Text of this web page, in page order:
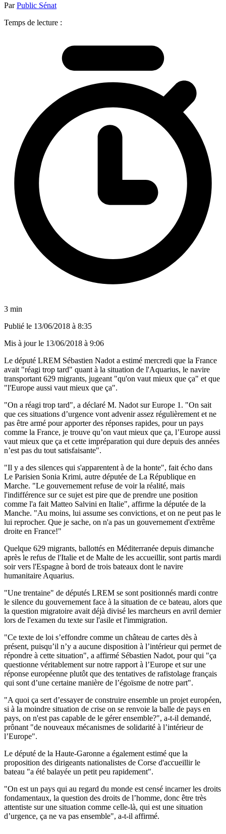
ParPublic Sénat
Temps de lecture :
3 min
Publié le 13/06/2018 à 8:35
Mis à jour le 13/06/2018 à 9:06
Le député LREM Sébastien Nadot a estimé mercredi que la France
avait "réagi trop tard" quant à la situation de l'Aquarius, le navire
transportant 629 migrants, jugeant "qu'on vaut mieux que ça" et que
"l'Europe aussi vaut mieux que ça".
"On a réagi trop tard", a déclaré M. Nadot sur Europe 1. "On sait
que ces situations d’urgence vont advenir assez régulièrement et ne
pas être armé pour apporter des réponses rapides, pour un pays
comme la France, je trouve qu’on vaut mieux que ça, l’Europe aussi
vaut mieux que ça et cette impréparation qui dure depuis des années
n’est pas du tout satisfaisante".
"Il y a des silences qui s'apparentent à de la honte", fait écho dans
Le Parisien Sonia Krimi, autre députée de La République en
Marche. "Le gouvernement refuse de voir la réalité, mais
l'indifférence sur ce sujet est pire que de prendre une position
comme l'a fait Matteo Salvini en Italie", affirme la députée de la
Manche. "Au moins, lui assume ses convictions, et on ne peut pas le
lui reprocher. Que je sache, on n'a pas un gouvernement d'extrême
droite en France!"
Quelque 629 migrants, ballottés en Méditerranée depuis dimanche
après le refus de l'Italie et de Malte de les accueillir, sont partis mardi
soir vers l'Espagne à bord de trois bateaux dont le navire
humanitaire Aquarius.
"Une trentaine" de députés LREM se sont positionnés mardi contre
le silence du gouvernement face à la situation de ce bateau, alors que
la question migratoire avait déjà divisé les marcheurs en avril dernier
lors de l'examen du texte sur l'asile et l'immigration.
"Ce texte de loi s’effondre comme un château de cartes dès à
présent, puisqu’il n’y a aucune disposition à l’intérieur qui permet de
répondre à cette situation", a affirmé Sébastien Nadot, pour qui "ça
questionne véritablement sur notre rapport à l’Europe et sur une
réponse européenne plutôt que des tentatives de rafistolage français
qui sont d’une certaine manière de l’égoïsme de notre part".
"A quoi ça sert d’essayer de construire ensemble un projet européen,
si à la moindre situation de crise on se renvoie la balle de pays en
pays, on n'est pas capable de le gérer ensemble?", a-t-il demandé,
prônant "de nouveaux mécanismes de solidarité à l’intérieur de
l’Europe".
Le député de la Haute-Garonne a également estimé que la
proposition des dirigeants nationalistes de Corse d'accueillir le
bateau "a été balayée un petit peu rapidement".
"On est un pays qui au regard du monde est censé incarner les droits
fondamentaux, la question des droits de l’homme, donc être très
attentiste sur une situation comme celle-là, qui est une situation
d’urgence, ça ne va pas ensemble", a-t-il affirmé.